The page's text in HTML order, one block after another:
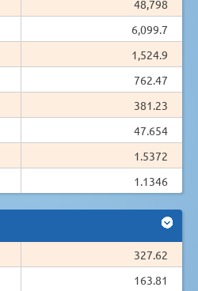
48,798
6,099.7
1,524.9
762.47
381.23
47.654
1.5372
1.1346
327.62
163.81